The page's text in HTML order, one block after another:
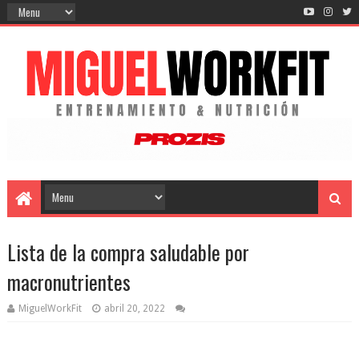
Lista de la compra saludable por
macronutrientes
MiguelWorkFit abril 20, 2022